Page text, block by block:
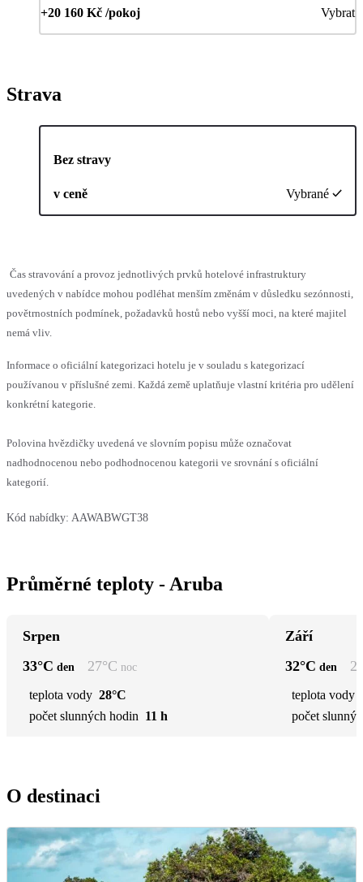
+20 160 Kč /pokoj Vybrat
Strava
Bez stravy
v ceně Vybrané
Čas stravování a provoz jednotlivých prvků hotelové infrastruktury
uvedených v nabídce mohou podléhat menším změnám v důsledku sezónnosti,
povětrnostních podmínek, požadavků hostů nebo vyšší moci, na které majitel
nemá vliv.
Informace o oficiální kategorizaci hotelu je v souladu s kategorizací
používanou v příslušné zemi. Každá země uplatňuje vlastní kritéria pro udělení
konkrétní kategorie.
Polovina hvězdičky uvedená ve slovním popisu může označovat
nadhodnocenou nebo podhodnocenou kategorii ve srovnání s oficiální
kategorií.
Kód nabídky: AAWABWGT38
Průměrné teploty - Aruba
Srpen
33°C den 27°C noc
teplota vody 28°C
počet slunných hodin 11 h
Září
32°C den
teplota vody
počet
O destinaci